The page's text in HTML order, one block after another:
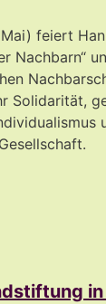
feiert
Nachbarn“
Solidarität,